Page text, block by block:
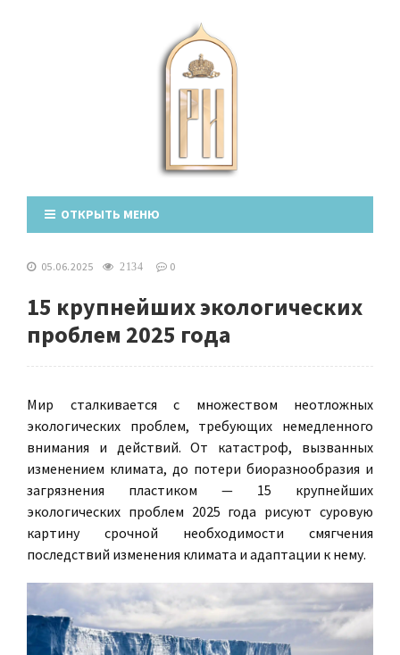
ОТКРЫТЬ МЕНЮ
05.06.2025 2134 0
15 крупнейших экологических
проблем 2025 года
Мир сталкивается с множеством неотложных
экологических проблем, требующих немедленного
внимания и действий. От катастроф, вызванных
изменением климата, до потери биоразнообразия и
загрязнения пластиком — 15 крупнейших
экологических проблем 2025 года рисуют суровую
картину срочной необходимости смягчения
последствий изменения климата и адаптации к нему.